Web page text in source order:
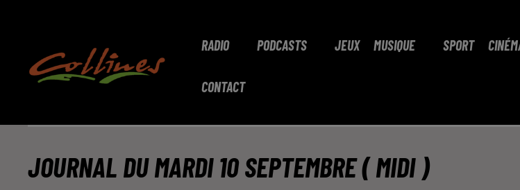
RADIO PODCASTS JEUX MUSIQUE SPORT
CONTACT
JOURNAL DU MARDI 10 SEPTEMBRE ( MIDI )